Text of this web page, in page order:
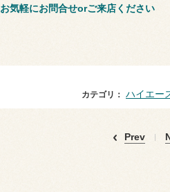
お気軽にお問合せorご来店ください
カテゴリ： ハイエー
Prev